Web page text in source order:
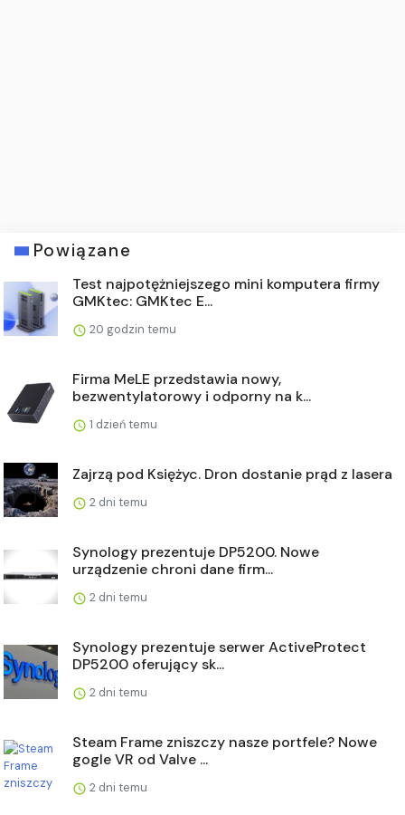
Powiązane
Test najpotężniejszego mini komputera firmy
GMKtec: GMKtec E...
20 godzin temu
Firma MeLE przedstawia nowy,
bezwentylatorowy i odporny na k...
1 dzień temu
Zajrzą pod Księżyc. Dron dostanie prąd z lasera
2 dni temu
Synology prezentuje DP5200. Nowe
urządzenie chroni dane firm...
2 dni temu
Synology prezentuje serwer ActiveProtect
DP5200 oferujący sk...
2 dni temu
Steam Frame zniszczy nasze portfele? Nowe
gogle VR od Valve ...
2 dni temu